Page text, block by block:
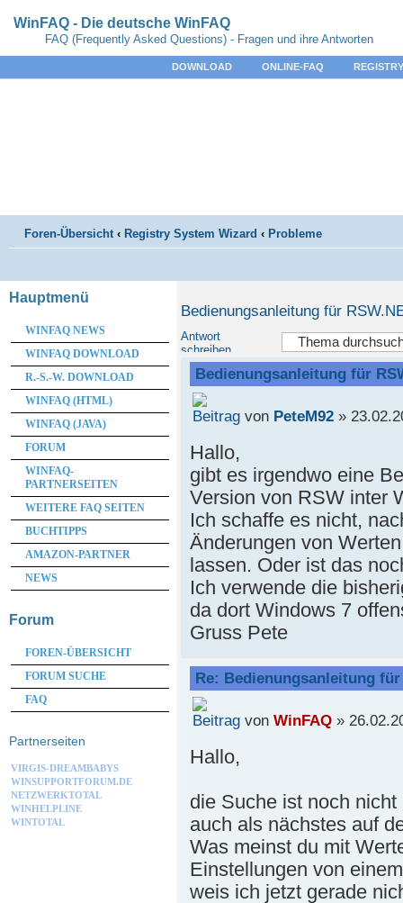
WinFAQ - Die deutsche WinFAQ
FAQ (Frequently Asked Questions) - Fragen und ihre Antworten
DOWNLOAD ONLINE-FAQ
Foren-Übersicht ‹ Registry System Wizard ‹ Probleme
Bedienungsanleitung für
Antwort
schreiben
Bedienungsanleitung für
von PeteM92»
Hallo,
gibt es irgendwo eine
Version von RSW inter
Ich schaffe es nicht,
Änderungen von
lassen. Oder ist das
Ich verwende die
da dort Windows 7
Gruss Pete
Re: Bedienungsanleitung für
von WinFAQ»
Hallo,
die Suche ist noch
auch als nächstes auf
Was meinst du mit
Einstellungen von
weis ich jetzt gerade
Hauptmenü
WINFAQ NEWS
WINFAQ DOWNLOAD
R.-S.-W. DOWNLOAD
WINFAQ (HTML)
WINFAQ (JAVA)
FORUM
WINFAQ-
PARTNERSEITEN
WEITERE FAQ SEITEN
BUCHTIPPS
AMAZON-PARTNER
NEWS
Forum
FOREN-ÜBERSICHT
FORUM SUCHE
FAQ
Partnerseiten
VIRGIS-DREAMBABYS
WINSUPPORTFORUM.DE
NETZWERKTOTAL
WINHELPLINE
WINTOTAL